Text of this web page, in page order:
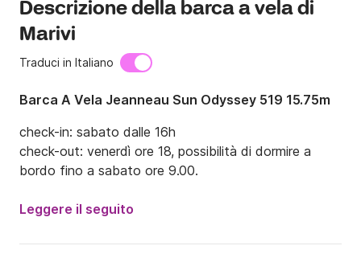
Descrizione della barca a vela di
Marivi
Traduci in Italiano
Barca A Vela Jeanneau Sun Odyssey 519 15.75m
check-in: sabato dalle 16h
check-out: venerdì ore 18, possibilità di dormire a
bordo fino a sabato ore 9.00.
Leggere il seguito